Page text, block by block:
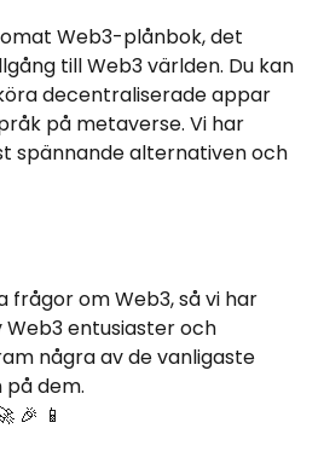
Web3-plånbok, det
till Web3 världen. Du kan
decentraliserade appar
på metaverse. Vi har
spännande alternativen och
entusiaster och
några av de vanligaste
dem.
🎉 📱